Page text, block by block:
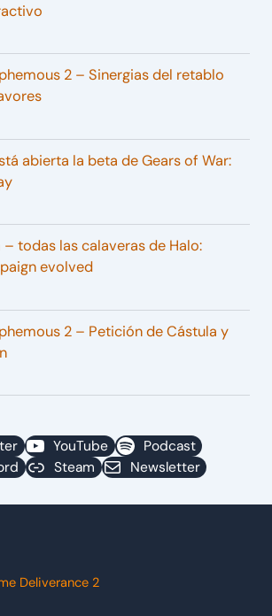
2 – Sinergias del retablo
abierta la beta de Gears of War:
– todas las calaveras de Halo:
evolved
2 – Petición de Cástula y
YouTube
Podcast
Steam Newsletter
Deliverance 2